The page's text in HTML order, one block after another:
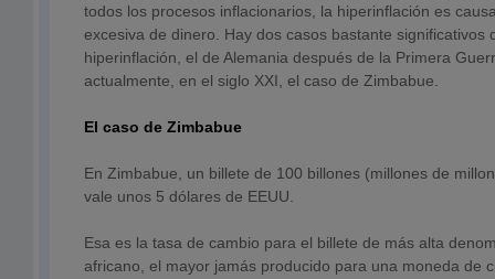
todos los procesos inflacionarios, la hiperinflación es
excesiva de dinero. Hay dos casos bastante significativos
hiperinflación, el de Alemania después de la Primera
actualmente, en el siglo XXI, el caso de Zimbabue.
El caso de Zimbabue
En Zimbabue, un billete de 100 billones (millones de
vale unos 5 dólares de EEUU.
Esa es la tasa de cambio para el billete de más alta
africano, el mayor jamás producido para una moneda de